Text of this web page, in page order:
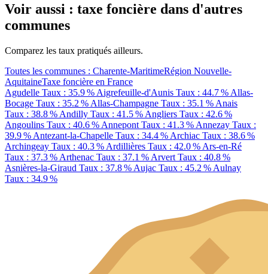
Voir aussi : taxe foncière dans d'autres
communes
Comparez les taux pratiqués ailleurs.
Toutes les communes : Charente-MaritimeRégion Nouvelle-
AquitaineTaxe foncière en France
Agudelle Taux : 35.9 % Aigrefeuille-d'Aunis Taux : 44.7 % Allas-
Bocage Taux : 35.2 % Allas-Champagne Taux : 35.1 % Anais
Taux : 38.8 % Andilly Taux : 41.5 % Angliers Taux : 42.6 %
Angoulins Taux : 40.6 % Annepont Taux : 41.3 % Annezay Taux :
39.9 % Antezant-la-Chapelle Taux : 34.4 % Archiac Taux : 38.6 %
Archingeay Taux : 40.3 % Ardillières Taux : 42.0 % Ars-en-Ré
Taux : 37.3 % Arthenac Taux : 37.1 % Arvert Taux : 40.8 %
Asnières-la-Giraud Taux : 37.8 % Aujac Taux : 45.2 % Aulnay
Taux : 34.9 %